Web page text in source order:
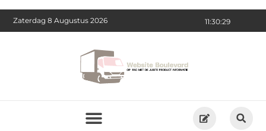
11:30:31
Zaterdag 8 Augustus 2026